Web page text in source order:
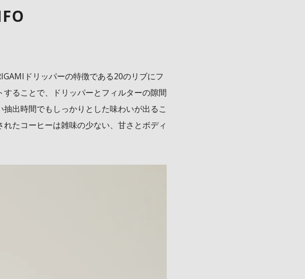
ドリッパーの特徴である20のリブにフ
ることで、ドリッパーとフィルターの隙間
出時間でもしっかりとした味わいが出るこ
たコーヒーは雑味の少ない、甘さとボディ